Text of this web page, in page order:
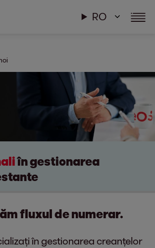
RO
în gestionarea
fluxul de numerar.
în gestionarea creanțelor